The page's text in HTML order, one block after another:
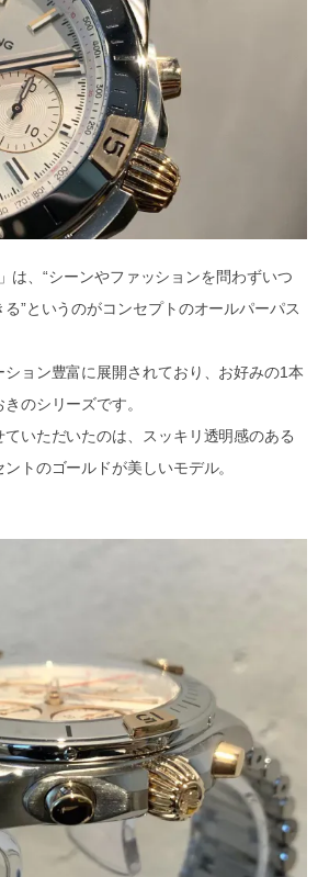
は、“シーンやファッションを問わずいつ
”というのがコンセプトのオールパーパス
ョン豊富に展開されており、お好みの1本
のシリーズです。
いただいたのは、スッキリ透明感のある
トのゴールドが美しいモデル。